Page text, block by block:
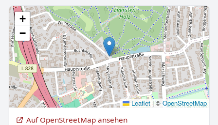
+
−
Leaflet |©OpenStreetMap
Auf OpenStreetMap ansehen